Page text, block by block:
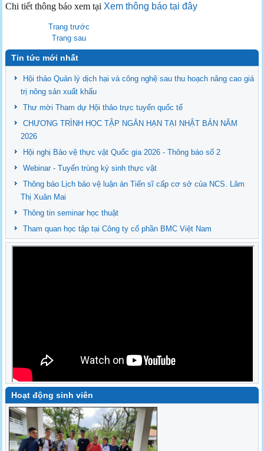
Chi tiết thông báo xem tại Xem thông báo tại đây
Trang trước
Trang sau
Tin tức mới nhất
Hội thảo Quản lý dịch hại và công nghệ sau thu hoạch nâng cao giá
trị nông sản xuất khẩu
Thư mời Tham dự Hội thảo trực tuyến quốc tế
CHƯƠNG TRÌNH HỌC TẬP NGẮN HẠN TẠI NHẬT BẢN NĂM
2026
Hội nghị Bảo vệ thực vật Quốc gia 2026 - Thông báo số 2
Webinar - Tuyến trùng ký sinh thực vật
Thông báo Lịch bảo vệ luận án Tiến sĩ cấp cơ sở của NCS. Lâm
Thị Xuân Mai
Thông tin seminar học thuật
Tham quan học tập tại Công ty cổ phần BMC Việt Nam
Hoạt động sinh viên